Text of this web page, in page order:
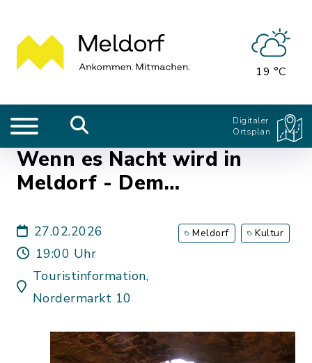
19 °C
Digitaler
Ortsplan
Wenn es Nacht wird in
Meldorf - Dem
27.02.2026
19:00 Uhr
Touristinformation,
Nordermarkt 10
Meldorf Kultur